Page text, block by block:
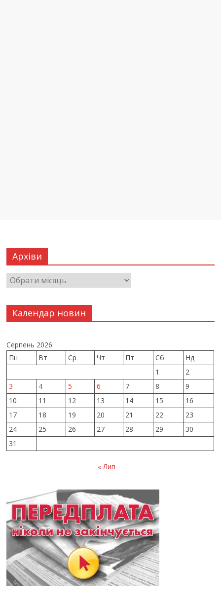
Архіви
Календар новин
Серпень 2026
Пн
Вт Ср Чт Пт Сб
Нд
1
2
3
4 5 6 7 8
9
10
11 12 13 14 15
16
17
18 19 20 21 22
23
24
25 26 27 28 29
30
31
« Лип